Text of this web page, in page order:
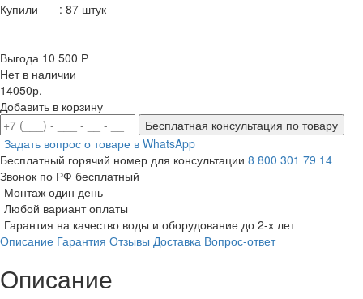
Купили
: 87 штук
Выгода 10 500 Р
Нет в наличии
14050р.
Добавить в корзину
Бесплатная консультация по товару
Задать вопрос о товаре в WhatsApp
Бесплатный горячий номер для консультации 8 800 301 79 14
Звонок по РФ бесплатный
Монтаж один день
Любой вариант оплаты
Гарантия на качество воды и оборудование до 2-х лет
Описание Гарантия Отзывы Доставка Вопрос-ответ
Описание